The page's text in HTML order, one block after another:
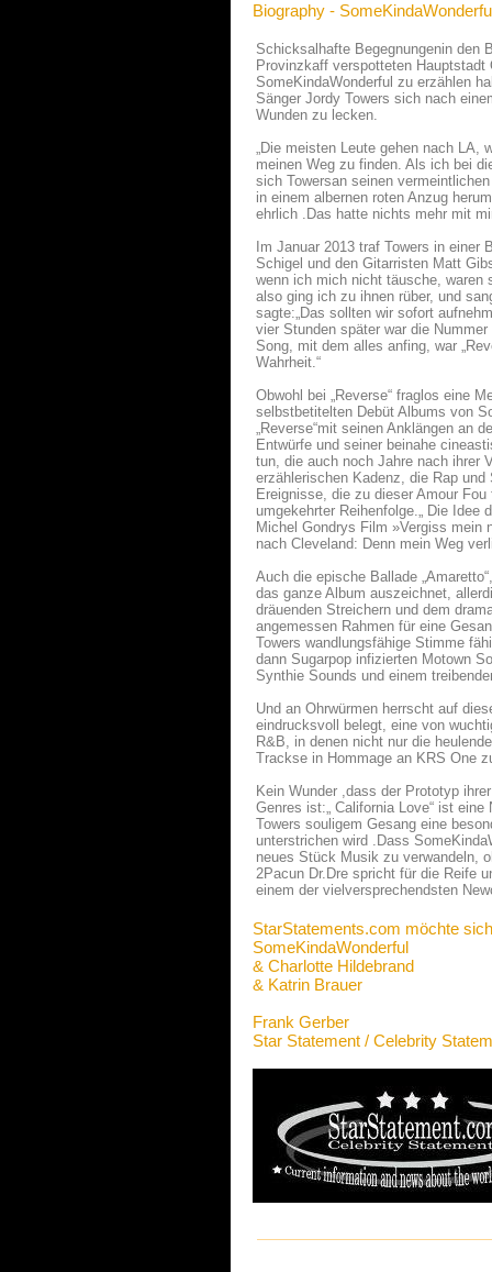
Biography -
Schicksalhafte Begegnungenin den
Provinzkaff verspotteten
SomeKindaWonderful zu erzählen
Sänger Jordy Towers sich nach
Wunden zu lecken.
„Die meisten Leute gehen nach
meinen Weg zu finden. Als ich bei
sich Towersan seinen
in einem albernen roten Anzug
ehrlich .Das hatte nichts mehr mit
Im Januar 2013 traf Towers in
Schigel und den Gitarristen Matt
wenn ich mich nicht täusche, waren
also ging ich zu ihnen rüber, und
sagte:„Das sollten wir sofort
vier Stunden später war die
Song, mit dem alles anfing, war
Wahrheit.“
Obwohl bei „Reverse“ fraglos eine
selbstbetitelten Debüt Albums von
„Reverse“mit seinen Anklängen an
Entwürfe und seiner beinahe
tun, die auch noch Jahre nach ihrer
erzählerischen Kadenz, die Rap
Ereignisse, die zu dieser Amour
umgekehrter Reihenfolge.„ Die
Michel Gondrys Film »Vergiss mein
nach Cleveland: Denn mein Weg
Auch die epische Ballade
das ganze Album auszeichnet,
dräuenden Streichern und dem
angemessen Rahmen für eine
Towers wandlungsfähige Stimme
dann Sugarpop infizierten Motown
Synthie Sounds und einem
Und an Ohrwürmen herrscht auf
eindrucksvoll belegt, eine von
R&B, in denen nicht nur die
Trackse in Hommage an KRS One
Kein Wunder ,dass der Prototyp
Genres ist:„ California Love“ ist
Towers souligem Gesang eine
unterstrichen wird .Dass
neues Stück Musik zu verwandeln,
2Pacun Dr.Dre spricht für die Reife
einem der vielversprechendsten
StarStatements.com möchte
SomeKindaWonderful
& Charlotte Hildebrand
& Katrin Brauer
Frank Gerber
Star Statement / Celebrity